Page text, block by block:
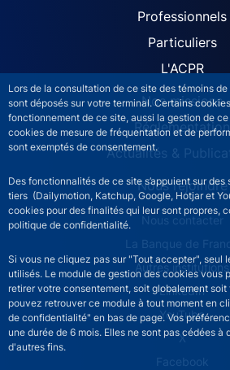
Lors de la consultation de ce site des témoins
sont déposés sur votre terminal. Certains
fonctionnement de ce site, aussi la gestion de
cookies de mesure de fréquentation et de
sont exemptés de consentement.
Des fonctionnalités de ce site s’appuient sur
tiers (Dailymotion, Katchup, Google, Hotjar et
cookies pour des finalités qui leur sont propres,
politique de confidentialité.
Si vous ne cliquez pas sur "Tout accepter", seul
utilisés. Le module de gestion des cookies vous
retirer votre consentement, soit globalement
pouvez retrouver ce module à tout moment en
de confidentialité" en bas de page. Vos
une durée de 6 mois. Elles ne sont pas cédées à
d'autres fins.
ACPR siteProfessionnels
Particuliers
L'ACPR
Nos missions
Réglementation
Actualités &
Nous rejoindre
ACPR footer secondary menu
Nous contacter
La Banque de
Autres institutions
LinkedIn
YouTube
X
Facebook